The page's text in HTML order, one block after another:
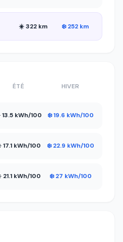
☀️ 322 km ❄️ 252 km
ÉTÉ HIVER
kWh/100 ❄️ 19.6 kWh/100
17.1 kWh/100 ❄️ 22.9 kWh/100
21.1 kWh/100 ❄️ 27 kWh/100